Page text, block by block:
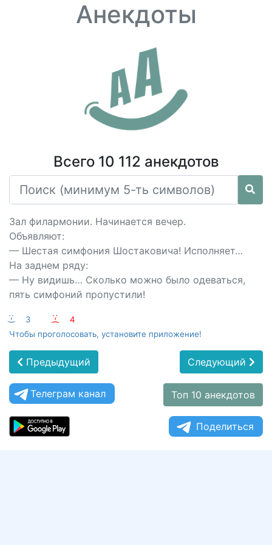
Анекдоты
Всего 10 112 анекдотов
Зал филармонии. Начинается вечер.
Объявляют:
— Шестая симфония Шостаковича! Исполняет…
На заднем ряду:
— Ну видишь… Сколько можно было одеваться,
пять симфоний пропустили!
:-) 3 :-(
4
Чтобы проголосовать, установите приложение!
Предыдущий Следующий
Телеграм канал Топ 10 анекдотов
Поделиться